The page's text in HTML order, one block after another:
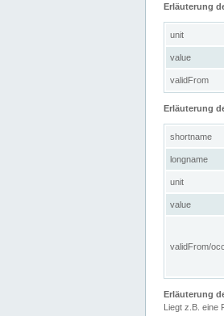
Erläuterung
unit
value
validFrom
Erläuterung
shortname
longname
unit
value
validFrom/
Erläuterung
Liegt z.B. eine